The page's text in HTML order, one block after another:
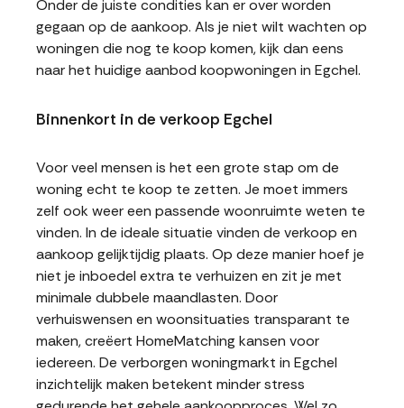
Onder de juiste condities kan er over worden
gegaan op de aankoop. Als je niet wilt wachten op
woningen die nog te koop komen, kijk dan eens
naar het huidige aanbod koopwoningen in Egchel.
Binnenkort in de verkoop Egchel
Voor veel mensen is het een grote stap om de
woning echt te koop te zetten. Je moet immers
zelf ook weer een passende woonruimte weten te
vinden. In de ideale situatie vinden de verkoop en
aankoop gelijktijdig plaats. Op deze manier hoef je
niet je inboedel extra te verhuizen en zit je met
minimale dubbele maandlasten. Door
verhuiswensen en woonsituaties transparant te
maken, creëert HomeMatching kansen voor
iedereen. De verborgen woningmarkt in Egchel
inzichtelijk maken betekent minder stress